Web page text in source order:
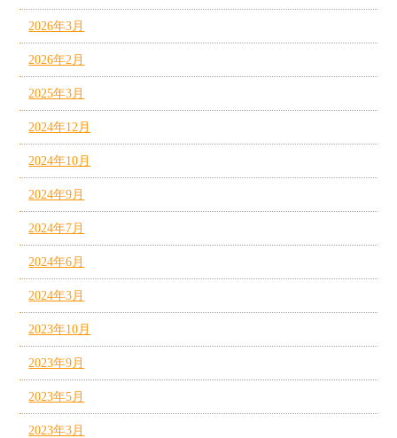
2026年3月
2026年2月
2025年3月
2024年12月
2024年10月
2024年9月
2024年7月
2024年6月
2024年3月
2023年10月
2023年9月
2023年5月
2023年3月